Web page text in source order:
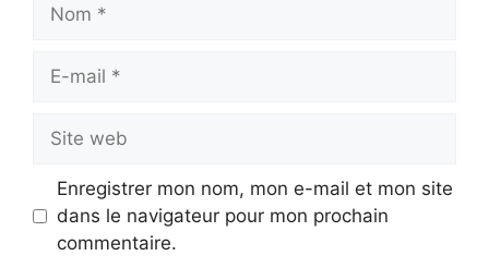
mail
web
Enregistrer mon nom, mon e-mail et mon site
dans le navigateur pour mon prochain
commentaire.